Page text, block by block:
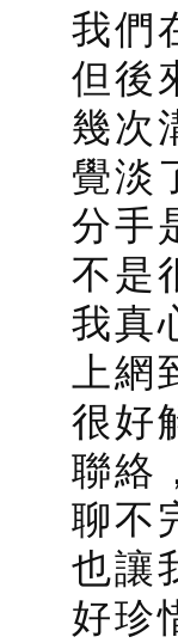
我們
但後
幾次
覺淡
分手
不是
我真
上網
很好
聯絡
聊不
也讓
好珍